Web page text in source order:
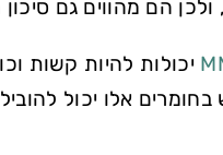
הם מהווים גם
יכולות להיות קשות
אלו יכול